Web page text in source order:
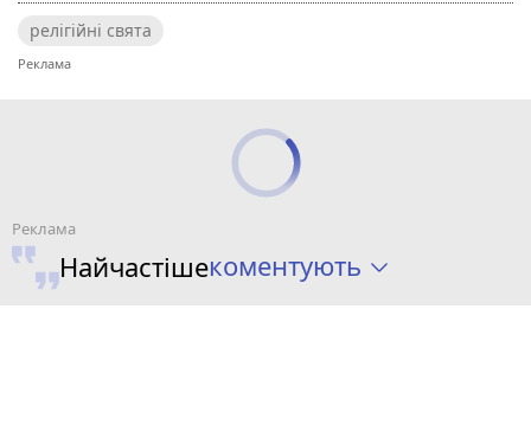
релігійні свята
Найчастішекоментують